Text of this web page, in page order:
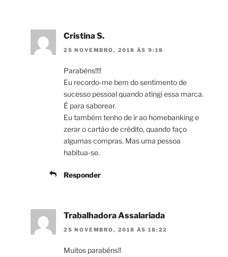
Cristina S.
25 NOVEMBRO, 2018 ÀS 9:18
Parabéns!!!!
Eu recordo-me bem do sentimento de
sucesso pessoal quando atingi essa marca.
É para saborear.
Eu também tenho de ir ao homebanking e
zerar o cartão de crédito, quando faço
algumas compras. Mas uma pessoa
habitua-se.
Responder
Trabalhadora Assalariada
25 NOVEMBRO, 2018 ÀS 18:22
Muitos parabéns!!